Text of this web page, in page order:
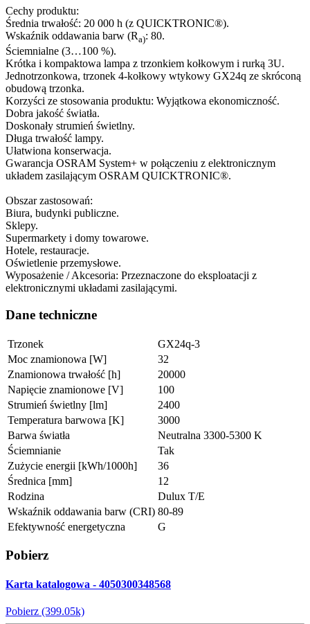
Cechy produktu:
Średnia trwałość: 20 000 h (z QUICKTRONIC®).
Wskaźnik oddawania barw (Ra): 80.
Ściemnialne (3…100 %).
Krótka i kompaktowa lampa z trzonkiem kołkowym i rurką 3U.
Jednotrzonkowa, trzonek 4-kołkowy wtykowy GX24q ze skróconą
obudową trzonka.
Korzyści ze stosowania produktu: Wyjątkowa ekonomiczność.
Dobra jakość światła.
Doskonały strumień świetlny.
Długa trwałość lampy.
Ułatwiona konserwacja.
Gwarancja OSRAM System+ w połączeniu z elektronicznym
układem zasilającym OSRAM QUICKTRONIC®.
Obszar zastosowań:
Biura, budynki publiczne.
Sklepy.
Supermarkety i domy towarowe.
Hotele, restauracje.
Oświetlenie przemysłowe.
Wyposażenie / Akcesoria: Przeznaczone do eksploatacji z
elektronicznymi układami zasilającymi.
Dane techniczne
Trzonek
GX24q-3
Moc znamionowa [W]
32
Znamionowa trwałość [h]
20000
Napięcie znamionowe [V]
100
Strumień świetlny [lm]
2400
Temperatura barwowa [K]
3000
Barwa światła
Neutralna 3300-5300 K
Ściemnianie
Tak
Zużycie energii [kWh/1000h]
36
Średnica [mm]
12
Rodzina
Dulux T/E
Wskaźnik oddawania barw (CRI) 80-89
Efektywność energetyczna
G
Pobierz
Karta katalogowa - 4050300348568
Pobierz (399.05k)